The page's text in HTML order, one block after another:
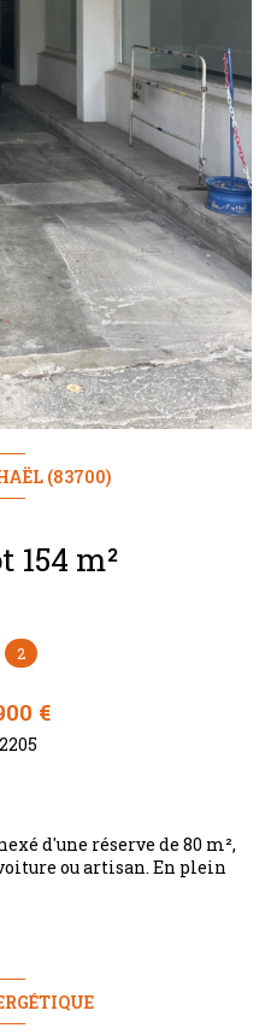
(83700)
Entrepôt 154 m²
2
€
2205
d'une réserve de 80 m²,
ou artisan. En plein